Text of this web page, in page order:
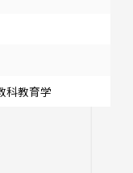
科教育学